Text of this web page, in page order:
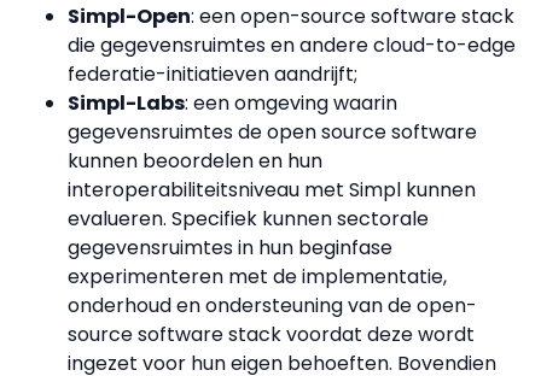
Simpl-Open: een open-source software stack
die gegevensruimtes en andere cloud-to-edge
federatie-initiatieven aandrijft;
Simpl-Labs: een omgeving waarin
gegevensruimtes de open source software
kunnen beoordelen en hun
interoperabiliteitsniveau met Simpl kunnen
evalueren. Specifiek kunnen sectorale
gegevensruimtes in hun beginfase
experimenteren met de implementatie,
onderhoud en ondersteuning van de open-
source software stack voordat deze wordt
ingezet voor hun eigen behoeften. Bovendien